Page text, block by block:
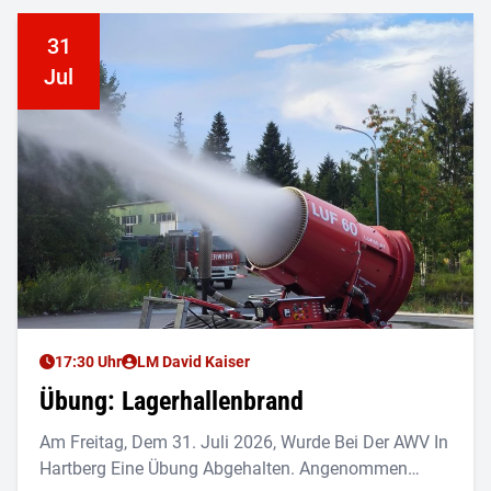
31
Jul
17:30 Uhr LM David Kaiser
Übung: Lagerhallenbrand
Am Freitag, Dem 31. Juli 2026, Wurde Bei Der AWV In
Hartberg Eine Übung Abgehalten. Angenommen